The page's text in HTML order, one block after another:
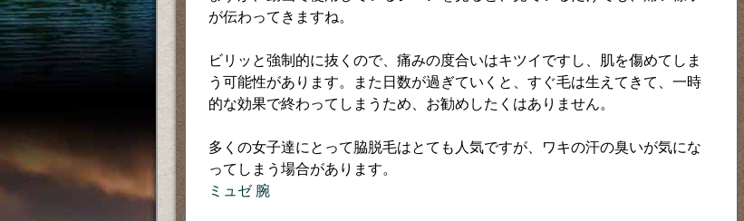
が伝わってきますね。
ビリッと強制的に抜くので、痛みの度合いはキツイですし、肌を傷めてしま
う可能性があります。また日数が過ぎていくと、すぐ毛は生えてきて、一時
的な効果で終わってしまうため、お勧めしたくはありません。
多くの女子達にとって脇脱毛はとても人気ですが、ワキの汗の臭いが気にな
ってしまう場合があります。
ミュゼ 腕